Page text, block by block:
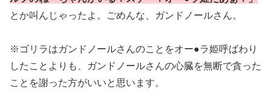
とか叫んじゃったよ。ごめんな、ガンドノールさん。
※ゴリラはガンドノールさんのことをオー●ラ姫呼ばわり
したことよりも、ガンドノールさんの心臓を無断で貪った
ことを謝った方がいいと思います。